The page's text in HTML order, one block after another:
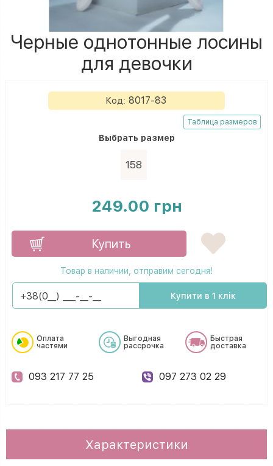
Черные однотонные лосины
для девочки
Код: 8017-83
Таблица размеров
Выбрать размеp
158
249.00 грн
Купить
Товар в наличии, отправим сегодня!
Купити в 1 клік
Оплата
частями
Выгодная
рассрочка
Быстрая
доставка
093 217 77 25 097 273 02 29
Характеристики